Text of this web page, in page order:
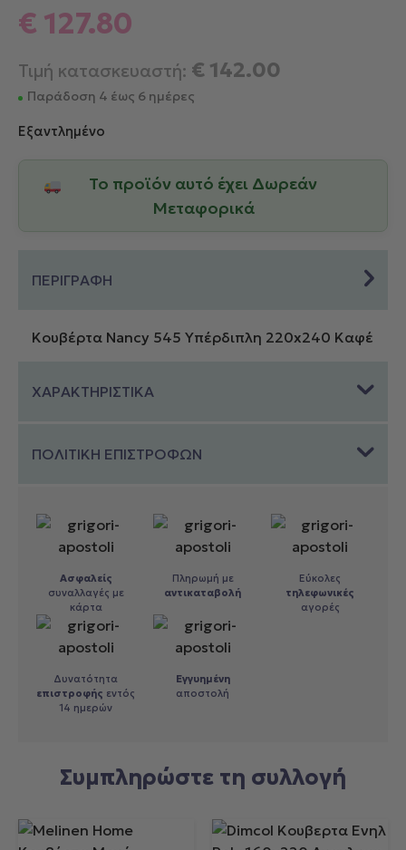
€ 127.80
Τιμή κατασκευαστή: € 142.00
Παράδοση 4 έως 6 ημέρες
Εξαντλημένο
Το προϊόν αυτό έχει Δωρεάν
Μεταφορικά
ΠΕΡΙΓΡΑΦΗ
Κουβέρτα Nancy 545 Υπέρδιπλη 220x240 Καφέ
ΧΑΡΑΚΤΗΡΙΣΤΙΚΑ
ΠΟΛΙΤΙΚΗ ΕΠΙΣΤΡΟΦΩΝ
Ασφαλείς
συναλλαγές με
κάρτα
Πληρωμή με
αντικαταβολή
Εύκολες
τηλεφωνικές
αγορές
Δυνατότητα
επιστροφής εντός
14 ημερών
Εγγυημένη
αποστολή
Συμπληρώστε τη συλλογή